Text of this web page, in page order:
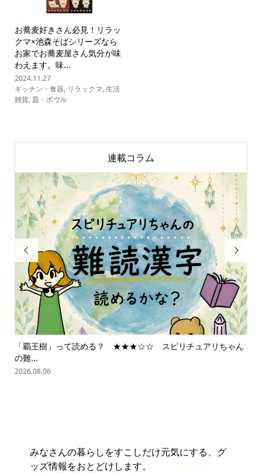
お蕎麦好きさん必見！リラッ
クマ×池森そばシリーズなら
お家でお蕎麦屋さん気分が味
わえます。味...
2024.11.27
キッチン・食器, リラックマ,生活
雑貨, 皿・ボウル
連載コラム

「覇王樹」って読める？ ★★★☆☆ スピリチュアリちゃん
の難...
2026.08.06

みなさんの暮らしをすこしだけ元気にする、グ
ッズ情報をおとどけします。